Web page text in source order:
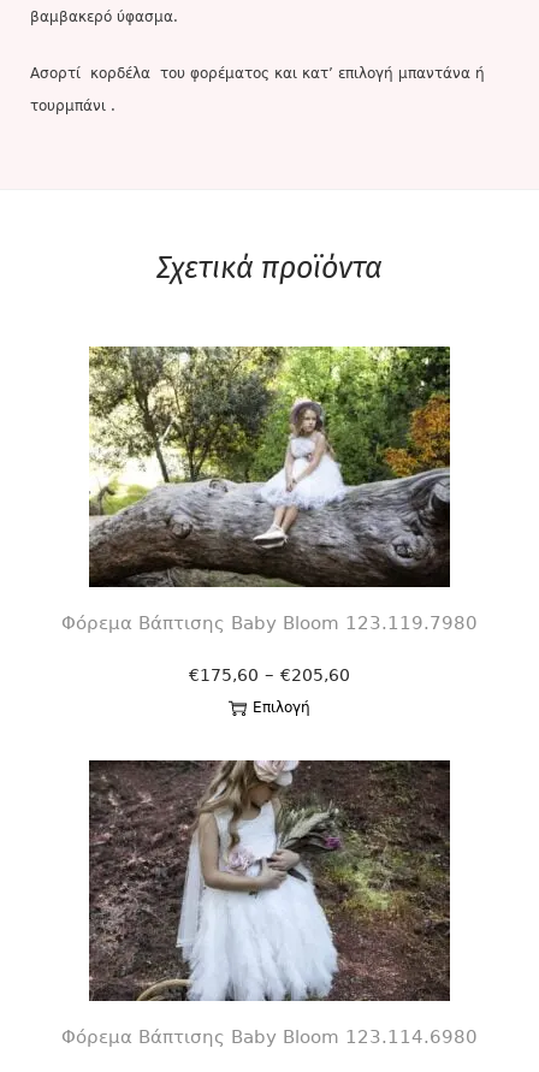
βαμβακερό ύφασμα.
Ασορτί κορδέλα του φορέματος και κατ’ επιλογή μπαντάνα ή
τουρμπάνι .
Σχετικά προϊόντα
Φόρεμα Βάπτισης Βaby Bloom 123.119.7980
€175,60 – €205,60
Επιλογή
Φόρεμα Βάπτισης Βaby Bloom 123.114.6980